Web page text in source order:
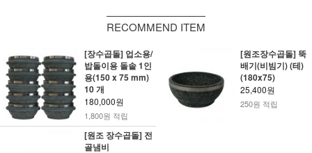
RECOMMEND ITEM
[장수곱돌] 업소용/
밥돌이용 돌솥 1인
용(150 x 75 mm)
10 개
180,000원
1,800원 적립
[원조장수곱돌] 뚝
배기(비빔기) (테)
(180x75)
25,400원
250원 적립
[원조 장수곱돌] 전
골냄비